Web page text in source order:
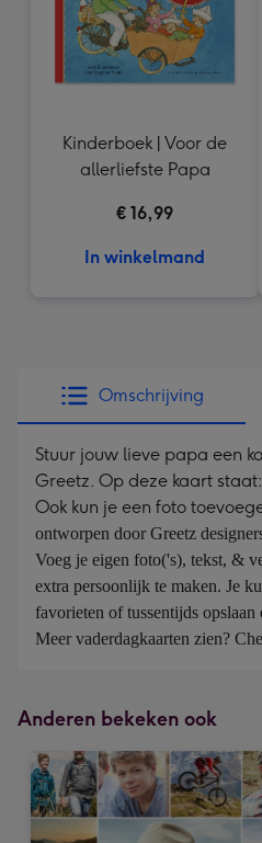
Kinderboek | Voor de
allerliefste Papa
€ 16,99
In winkelmand
Omschrijving
Stuur jouw lieve papa een
Greetz. Op deze kaart
Ook kun je een foto
ontworpen door Greetz
Voeg je eigen foto('s), tekst, &
extra persoonlijk te maken. Je
favorieten of tussentijds opslaan
Meer vaderdagkaarten zien?
Anderen bekeken ook